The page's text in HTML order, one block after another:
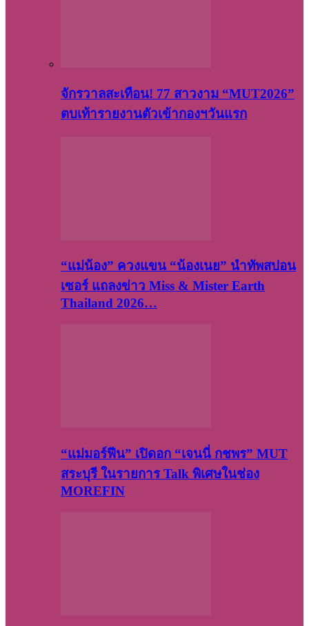
จักรวาลสะเทือน! 77 สาวงาม “MUT2026”
ตบเท้ารายงานตัวเข้ากองฯวันแรก
“แม่น้อง” ควงแขน “น้องเนย” นำทัพสปอน
เซอร์ แถลงข่าว Miss & Mister Earth
Thailand 2026…
“แม่มอร์ฟีน” เปิดอก “เจนนี่ กชพร” MUT
สระบุรี ในรายการ Talk พิเศษในช่อง
MOREFIN